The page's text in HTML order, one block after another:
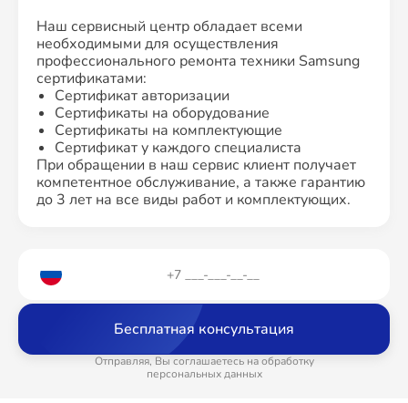
Наш сервисный центр обладает всеми
необходимыми для осуществления
профессионального ремонта техники Samsung
сертификатами:
Сертификат авторизации
Сертификаты на оборудование
Сертификаты на комплектующие
Сертификат у каждого специалиста
При обращении в наш сервис клиент получает
компетентное обслуживание, а также гарантию
до 3 лет на все виды работ и комплектующих.
Бесплатная консультация
Отправляя, Вы соглашаетесь на обработку
персональных данных